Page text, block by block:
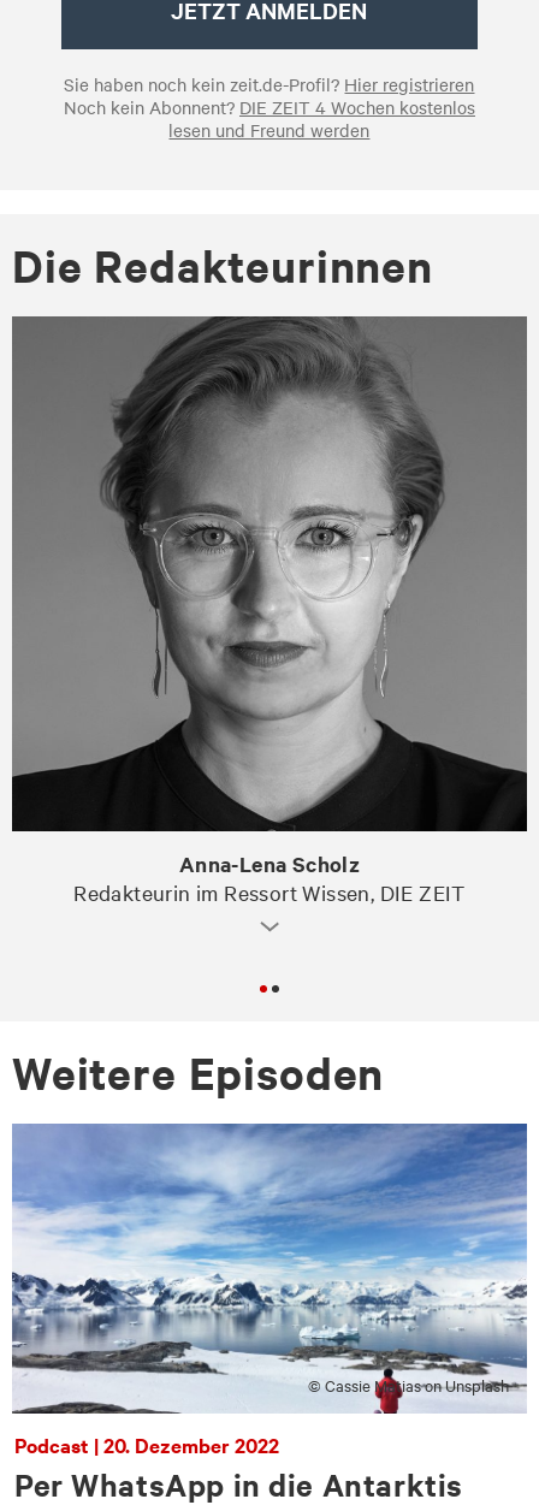
JETZT ANMELDEN
Sie haben noch kein zeit.de-Profil? Hier registrieren
Noch kein Abonnent? DIE ZEIT 4 Wochen kostenlos
lesen und Freund werden
Die Re­dak­teu­rin­nen
Anna-Lena Scholz
Redakteurin im Ressort Wissen, DIE ZEIT
Wei­te­re Epi­so­den
© Cassie Matias on Unsplash
Podcast | 20. Dezember 2022
Per WhatsApp in die Antarktis